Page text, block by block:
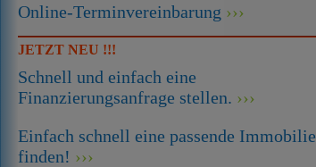
Online-Terminvereinbarung
JETZT NEU !!!
Schnell und einfach eine
Finanzierungsanfrage stellen.
Einfach schnell eine passende Immobilie
finden!